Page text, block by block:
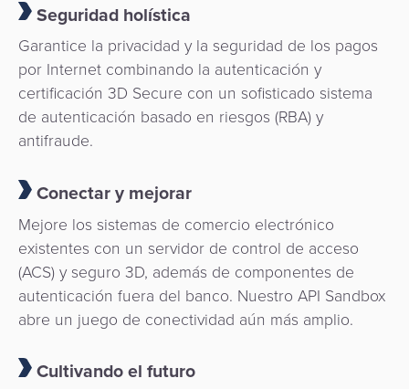
Seguridad holística
Garantice la privacidad y la seguridad de los pagos
por Internet combinando la autenticación y
certificación 3D Secure con un sofisticado sistema
de autenticación basado en riesgos (RBA) y
antifraude.
Conectar y mejorar
Mejore los sistemas de comercio electrónico
existentes con un servidor de control de acceso
(ACS) y seguro 3D, además de componentes de
autenticación fuera del banco. Nuestro API Sandbox
abre un juego de conectividad aún más amplio.
Cultivando el futuro